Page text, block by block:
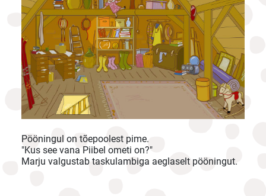
Pööningul on tõepoolest pime.
"Kus see vana Piibel ometi on?"
Marju valgustab taskulambiga aeglaselt pööningut.